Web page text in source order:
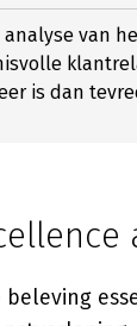
van
is dan
beleving